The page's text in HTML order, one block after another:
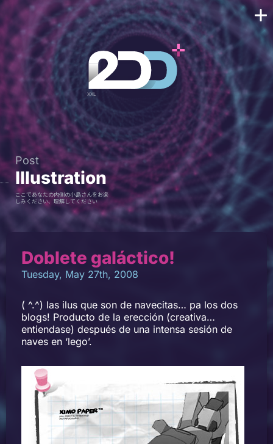
Post
Illustration
ここであなたの内側の小島さんをお楽
しみください、理解してください
Doblete galáctico!
Tuesday, May 27th, 2008
( ^.^) las ilus que son de navecitas… pa los dos
blogs! Producto de la erección (creativa…
entiendase) después de una intensa sesión de
naves en ‘lego’.